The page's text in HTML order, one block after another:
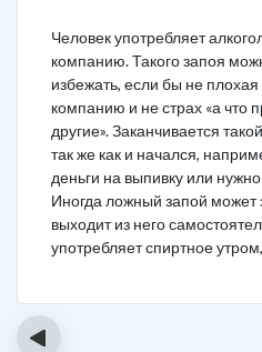
Человек употребляет
компанию. Такого запоя
избежать, если бы не плохая
компанию и не страх «а что
другие». Заканчивается
так же как и начался,
деньги на выпивку или
Иногда ложный запой может
выходит из него
употребляет спиртное
‹